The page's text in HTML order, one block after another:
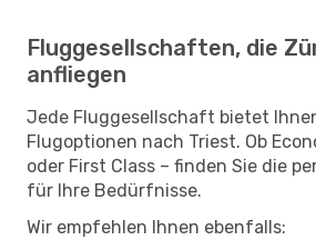
Fluggesellschaften, die
anfliegen
Jede Fluggesellschaft bietet
Flugoptionen nach Triest. Ob
oder First Class – finden Sie die
für Ihre Bedürfnisse.
Wir empfehlen Ihnen ebenfalls: